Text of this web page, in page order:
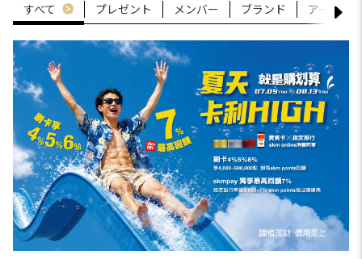
すべて プレゼント メンバー ブランド アートと